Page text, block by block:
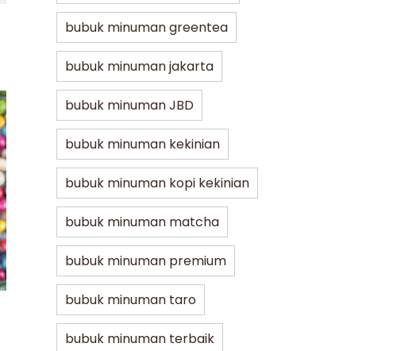
Jakarta Bubble Drink Lifestyle
bubuk minuman greentea
bubuk minuman jakarta
bubuk minuman JBD
bubuk minuman kekinian
bubuk minuman kopi kekinian
bubuk minuman matcha
bubuk minuman premium
bubuk minuman taro
bubuk minuman terbaik